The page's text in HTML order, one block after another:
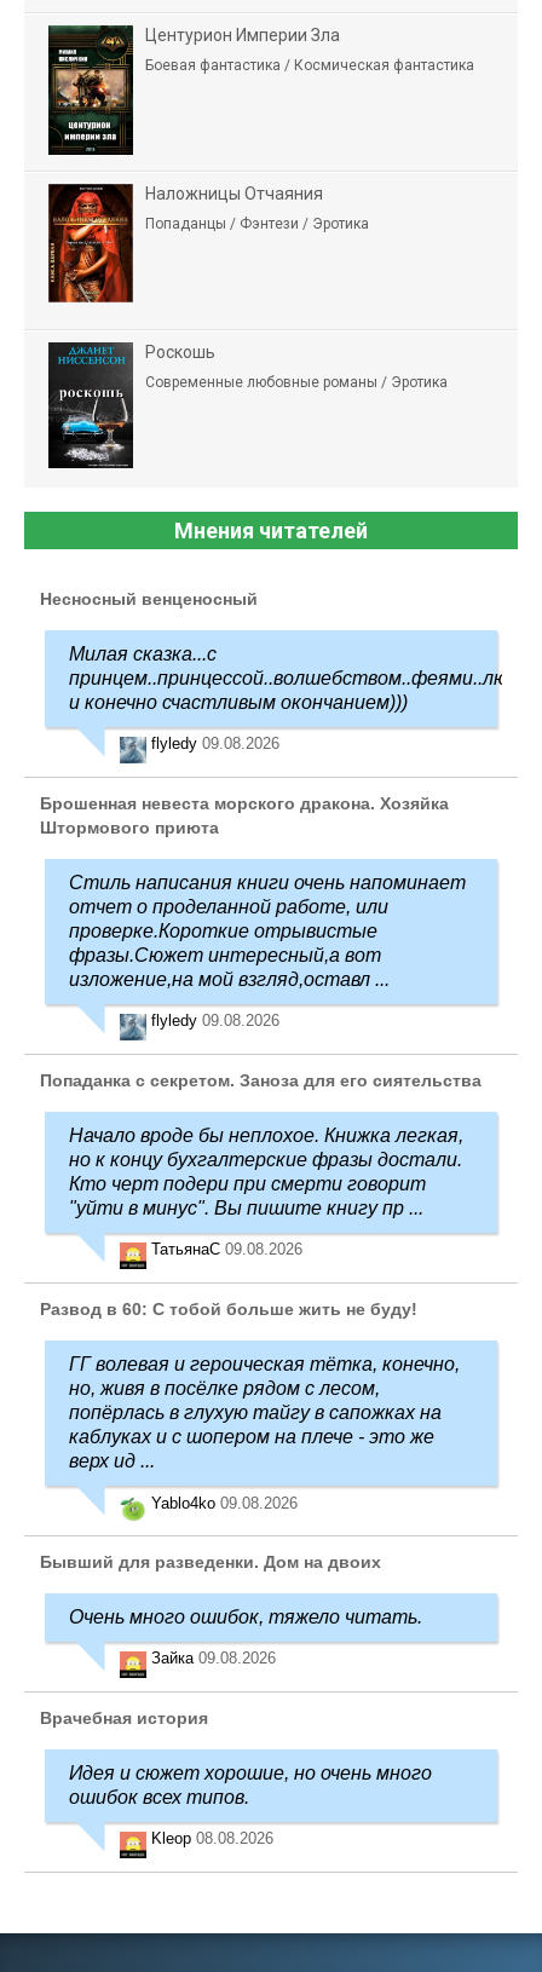
Центурион Империи Зла
Боевая фантастика / Космическая фантастика
Наложницы Отчаяния
Попаданцы / Фэнтези / Эротика
Роскошь
Современные любовные романы / Эротика
Мнения читателей
Несносный венценосный
Милая сказка...с
и конечно счастливым окончанием)))
flyledy 09.08.2026
Брошенная невеста морского дракона. Хозяйка
Штормового приюта
Стиль написания книги очень напоминает
отчет о проделанной работе, или
проверке.Короткие отрывистые
фразы.Сюжет интересный,а вот
изложение,на мой взгляд,оставл ...
flyledy 09.08.2026
Попаданка с секретом. Заноза для его сиятельства
Начало вроде бы неплохое. Книжка легкая,
но к концу бухгалтерские фразы достали.
Кто черт подери при смерти говорит
"уйти в минус". Вы пишите книгу пр ...
ТатьянаC 09.08.2026
Развод в 60: С тобой больше жить не буду!
ГГ волевая и героическая тётка, конечно,
но, живя в посёлке рядом с лесом,
попёрлась в глухую тайгу в сапожках на
каблуках и с шопером на плече - это же
верх ид ...
Yablo4ko 09.08.2026
Бывший для разведенки. Дом на двоих
Очень много ошибок, тяжело читать.
Зайка 09.08.2026
Врачебная история
Идея и сюжет хорошие, но очень много
ошибок всех типов.
Kleop 08.08.2026